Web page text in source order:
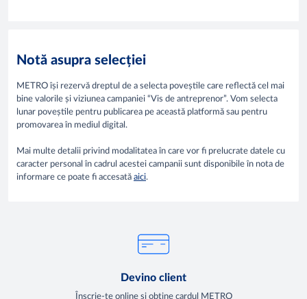
Notă asupra selecției
METRO își rezervă dreptul de a selecta poveștile care reflectă cel mai
bine valorile și viziunea campaniei “Vis de antreprenor”. Vom selecta
lunar poveștile pentru publicarea pe această platformă sau pentru
promovarea în mediul digital.
Mai multe detalii privind modalitatea în care vor fi prelucrate datele cu
caracter personal în cadrul acestei campanii sunt disponibile în nota de
informare ce poate fi accesată aici.
Devino client
Înscrie-te online și obține cardul METRO